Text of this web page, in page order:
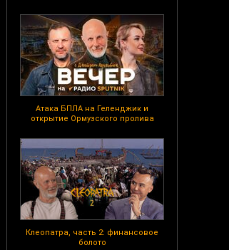
Атака БПЛА на Геленджик и
открытие Ормузского пролива
Клеопатра, часть 2: финансовое
болото